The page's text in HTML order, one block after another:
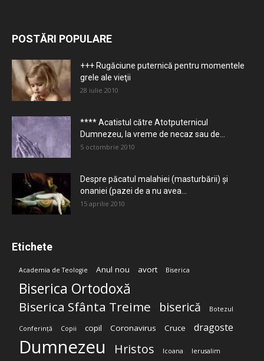
POSTĂRI POPULARE
+++ Rugăciune puternică pentru momentele
grele ale vieţii
28 iulie 2010
**** Acatistul către Atotputernicul
Dumnezeu, la vreme de necaz sau de...
5 octombrie 2010
Despre păcatul malahiei (masturbării) şi
onaniei (pazei de a nu avea...
15 aprilie 2010
Etichete
Academia de Teologie Anul nou avort Biserica
Biserica Ortodoxă
Biserica Sfânta Treime biserică Botezul
Conferință Copii copil Coronavirus Cruce dragoste
Dumnezeu Hristos Icoana Ierusalim